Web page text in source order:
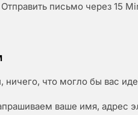
письмо через 15
что могло бы вас
ваше имя, адрес